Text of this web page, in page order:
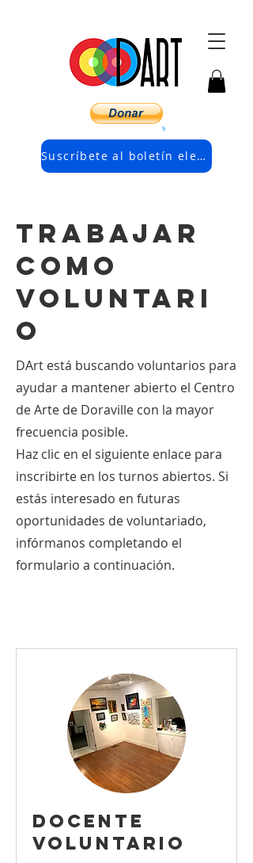
Suscríbete al boletín electrónico
TRABAJAR
COMO
VOLUNTARI
O
DArt está buscando voluntarios para
ayudar a mantener abierto el Centro
de Arte de Doraville con la mayor
frecuencia posible.
Haz clic en el siguiente enlace para
inscribirte en los turnos abiertos. Si
estás interesado en futuras
oportunidades de voluntariado,
infórmanos completando el
formulario a continuación.
DOCENTE
VOLUNTARIO